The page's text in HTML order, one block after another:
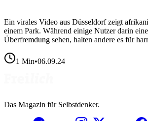
Ein virales Video aus Düsseldorf zeigt
einem Park. Während einige Nutzer darin
Überfremdung sehen, halten andere es für
1 Min•06.09.24
Das Magazin für Selbstdenker.